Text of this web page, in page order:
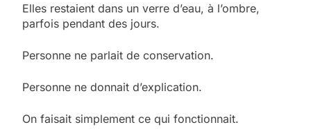
Elles restaient dans un verre d’eau, à l’ombre,
parfois pendant des jours.
Personne ne parlait de conservation.
Personne ne donnait d’explication.
On faisait simplement ce qui fonctionnait.